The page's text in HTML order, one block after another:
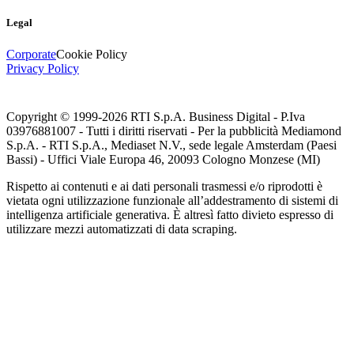
Legal
CorporateCookie Policy
Privacy Policy
Copyright © 1999-2026 RTI S.p.A. Business Digital - P.Iva
03976881007 - Tutti i diritti riservati - Per la pubblicità Mediamond
S.p.A. - RTI S.p.A., Mediaset N.V., sede legale Amsterdam (Paesi
Bassi) - Uffici Viale Europa 46, 20093 Cologno Monzese (MI)
Rispetto ai contenuti e ai dati personali trasmessi e/o riprodotti è
vietata ogni utilizzazione funzionale all’addestramento di sistemi di
intelligenza artificiale generativa. È altresì fatto divieto espresso di
utilizzare mezzi automatizzati di data scraping.